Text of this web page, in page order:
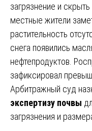
загрязнение и
местные жители
растительность
снега появились
нефтепродуктов.
зафиксировал
Арбитражный суд
экспертизу почвы
загрязнения и